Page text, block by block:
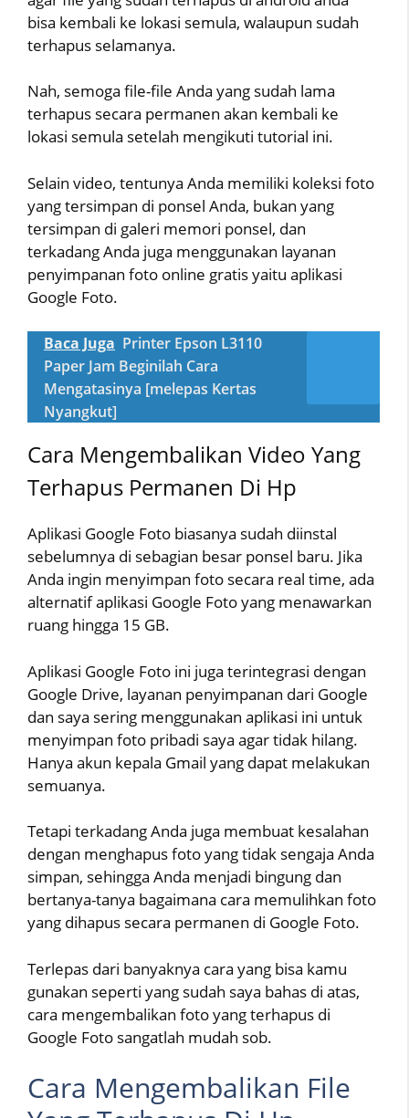
bisa kembali ke lokasi semula, walaupun sudah
terhapus selamanya.
Nah, semoga file-file Anda yang sudah lama
terhapus secara permanen akan kembali ke
lokasi semula setelah mengikuti tutorial ini.
Selain video, tentunya Anda memiliki koleksi foto
yang tersimpan di ponsel Anda, bukan yang
tersimpan di galeri memori ponsel, dan
terkadang Anda juga menggunakan layanan
penyimpanan foto online gratis yaitu aplikasi
Google Foto.
Baca Juga Printer Epson L3110
Paper Jam Beginilah Cara
Mengatasinya [melepas Kertas
Nyangkut]
Cara Mengembalikan Video Yang
Terhapus Permanen Di Hp
Aplikasi Google Foto biasanya sudah diinstal
sebelumnya di sebagian besar ponsel baru. Jika
Anda ingin menyimpan foto secara real time, ada
alternatif aplikasi Google Foto yang menawarkan
ruang hingga 15 GB.
Aplikasi Google Foto ini juga terintegrasi dengan
Google Drive, layanan penyimpanan dari Google
dan saya sering menggunakan aplikasi ini untuk
menyimpan foto pribadi saya agar tidak hilang.
Hanya akun kepala Gmail yang dapat melakukan
semuanya.
Tetapi terkadang Anda juga membuat kesalahan
dengan menghapus foto yang tidak sengaja Anda
simpan, sehingga Anda menjadi bingung dan
bertanya-tanya bagaimana cara memulihkan foto
yang dihapus secara permanen di Google Foto.
Terlepas dari banyaknya cara yang bisa kamu
gunakan seperti yang sudah saya bahas di atas,
cara mengembalikan foto yang terhapus di
Google Foto sangatlah mudah sob.
Cara Mengembalikan File